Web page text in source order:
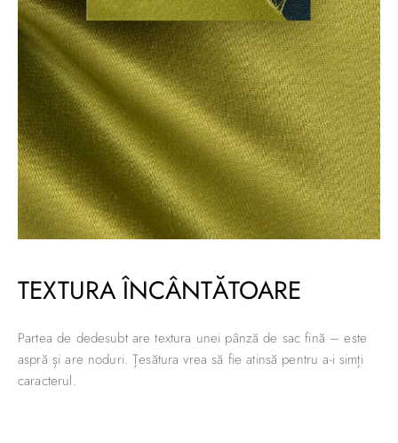
TEXTURA ÎNCÂNTĂTOARE
Partea de dedesubt are textura unei pânză de sac fină – este
aspră și are noduri. Țesătura vrea să fie atinsă pentru a-i simți
caracterul.